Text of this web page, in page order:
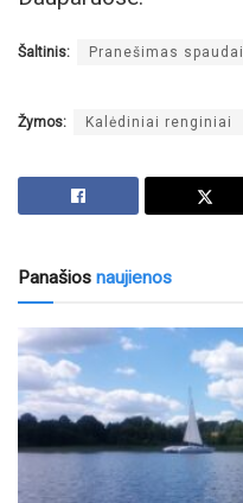
Šaltinis: Pranešimas spaudai
Žymos: Kalėdiniai renginiai
Panašios naujienos